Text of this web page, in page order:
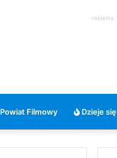
reklama
Powiat Filmowy Dzieje się